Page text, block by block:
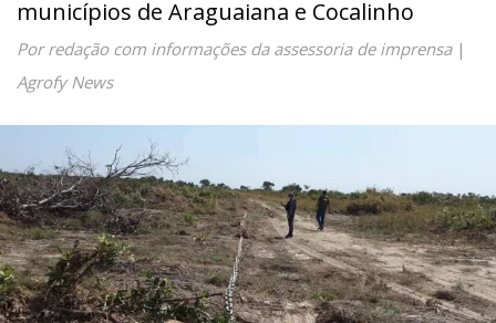
municípios de Araguaiana e Cocalinho
Por redação com informações da assessoria de imprensa|
Agrofy News